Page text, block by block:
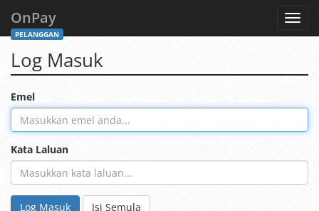
OnPay
PELANGGAN
Log Masuk
Emel
Kata Laluan
Log Masuk Isi Semula